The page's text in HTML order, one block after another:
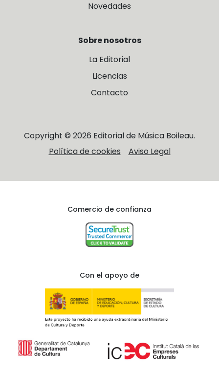
Novedades
Sobre nosotros
La Editorial
Licencias
Contacto
Copyright © 2026 Editorial de Música Boileau.
Política de cookies
Aviso Legal
Comercio de confianza
Con el apoyo de